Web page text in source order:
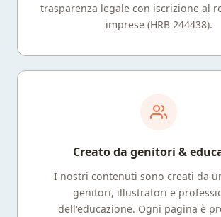
trasparenza legale con iscrizione al
imprese (HRB 244438).
Creato da genitori &
I nostri contenuti sono creati da
genitori, illustratori e
dell'educazione. Ogni pagina è